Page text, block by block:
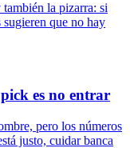
la pizarra: si
que no hay
es no entrar
pero los números
justo, cuidar banca